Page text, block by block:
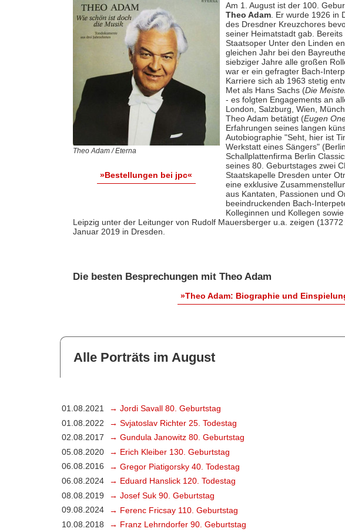
Theo Adam / Eterna
»Bestellungen bei jpc«
Am 1. August ist der 100.
Theo Adam. Er wurde 1926 in
des Dresdner Kreuzchores
seiner Heimatstadt gab.
Staatsoper Unter den Linden
gleichen Jahr bei den
siebziger Jahre alle großen
war er ein gefragter Bach-
Karriere sich ab 1963 stetig
Met als Hans Sachs (Die
- es folgten Engagements an
London, Salzburg, Wien,
Theo Adam betätigt (Eugen
Erfahrungen seines langen
Autobiographie "Seht, hier ist
Werkstatt eines Sängers"
Schallplattenfirma Berlin
seines 80. Geburtstages zwei
Staatskapelle Dresden unter
eine exklusive
aus Kantaten, Passionen und
beeindruckenden Bach-
Kolleginnen und Kollegen
Leipzig unter der Leitunger von Rudolf Mauersberger u.a. zeigen
Januar 2019 in Dresden.
Die besten Besprechungen mit Theo Adam
»Theo Adam: Biographie und
Alle Porträts im August
01.08.2021
→ Jordi Savall 80. Geburtstag
01.08.2022
→ Svjatoslav Richter 25. Todestag
02.08.2017
→ Gundula Janowitz 80. Geburtstag
05.08.2020
→ Erich Kleiber 130. Geburtstag
06.08.2016
→ Gregor Piatigorsky 40. Todestag
06.08.2024
→ Eduard Hanslick 120. Todestag
08.08.2019
→ Josef Suk 90. Geburtstag
09.08.2024
→ Ferenc Fricsay 110. Geburtstag
10.08.2018
→ Franz Lehrndorfer 90. Geburtstag